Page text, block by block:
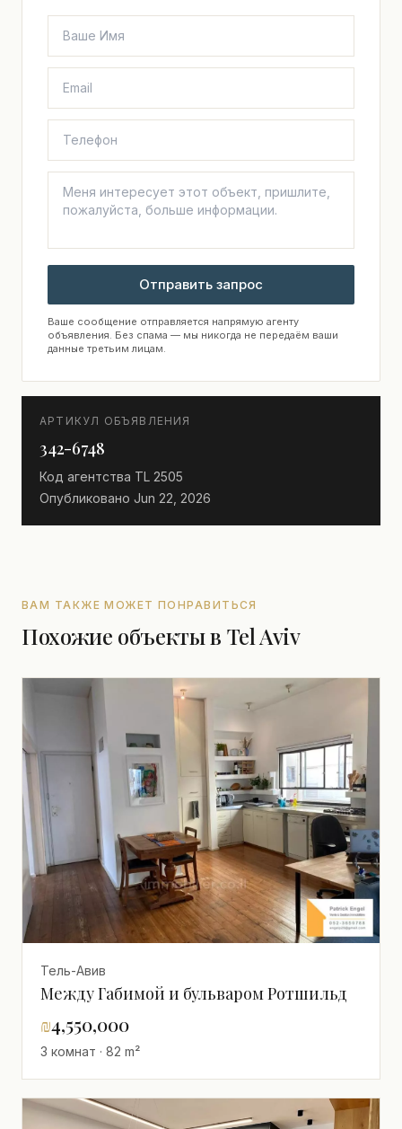
Отправить запрос
Ваше сообщение отправляется напрямую агенту
объявления. Без спама — мы никогда не передаём ваши
данные третьим лицам.
АРТИКУЛ ОБЪЯВЛЕНИЯ
342-6748
Код агентства TL 2505
Опубликовано Jun 22, 2026
ВАМ ТАКЖЕ МОЖЕТ ПОНРАВИТЬСЯ
Похожие объекты в Tel Aviv
Тель-Авив
Между Габимой и бульваром Ротшильд
₪4,550,000
3 комнат · 82 m²